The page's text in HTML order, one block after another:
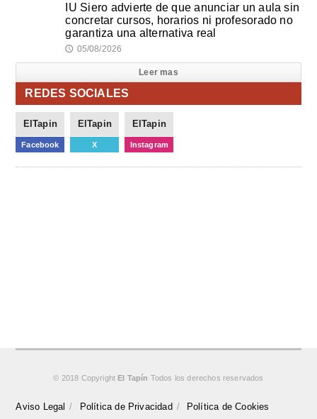
IU Siero advierte de que anunciar un aula sin
concretar cursos, horarios ni profesorado no
garantiza una alternativa real
🕔 05/08/2026
Leer mas
REDES SOCIALES
ElTapin
Facebook
ElTapin
X
ElTapin
Instagram
© 2018 Copyright El Tapín Todos los derechos reservados
Aviso Legal Política de Privacidad Política de Cookies